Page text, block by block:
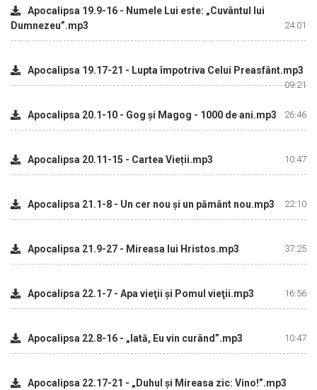
Apocalipsa 19.9-16 - Numele Lui este: „Cuvântul lui
Dumnezeu”.mp3
24:01
Apocalipsa 19.17-21 - Lupta împotriva Celui Preasfânt.mp3
09:21
Apocalipsa 20.1-10 - Gog şi Magog - 1000 de ani.mp3 26:46
Apocalipsa 20.11-15 - Cartea Vieții.mp3 10:47
Apocalipsa 21.1-8 - Un cer nou şi un pământ nou.mp3 22:10
Apocalipsa 21.9-27 - Mireasa lui Hristos.mp3 37:25
Apocalipsa 22.1-7 - Apa vieţii şi Pomul vieţii.mp3 16:56
Apocalipsa 22.8-16 - „Iată, Eu vin curând”.mp3 10:47
Apocalipsa 22.17-21 - „Duhul şi Mireasa zic: Vino!”.mp3